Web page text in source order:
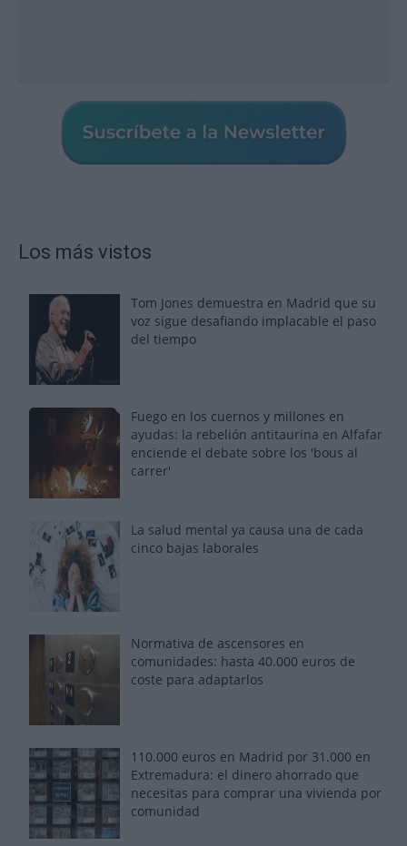
Los más vistos
Tom Jones demuestra en Madrid que su
voz sigue desafiando implacable el paso
del tiempo
Fuego en los cuernos y millones en
ayudas: la rebelión antitaurina en Alfafar
enciende el debate sobre los 'bous al
carrer'
La salud mental ya causa una de cada
cinco bajas laborales
Normativa de ascensores en
comunidades: hasta 40.000 euros de
coste para adaptarlos
110.000 euros en Madrid por 31.000 en
Extremadura: el dinero ahorrado que
necesitas para comprar una vivienda por
comunidad